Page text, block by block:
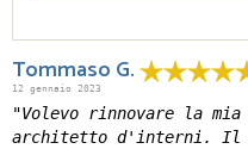
Tommaso G.
12 gennaio 2023
"Volevo rinnovare la
architetto d'interni. Il